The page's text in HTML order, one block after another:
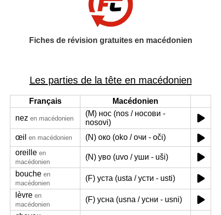
Fiches de révision gratuites en macédonien
Les parties de la tête en macédonien
Français
Macédonien
nez en macédonien
(M) нос (nos / носови -
nosovi)
œil en macédonien
(N) око (oko / очи - oči)
oreille en
macédonien
(N) уво (uvo / уши - uši)
bouche en
macédonien
(F) уста (usta / усти - usti)
lèvre en
macédonien
(F) усна (usna / усни - usni)